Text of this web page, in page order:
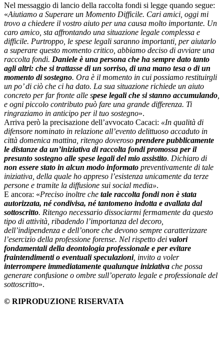
Nel messaggio di lancio della raccolta fondi si legge quando segue:
«Aiutiamo a Superare un Momento Difficile. Cari amici, oggi mi
trovo a chiedere il vostro aiuto per una causa molto importante. Un
caro amico, sta affrontando una situazione legale complessa e
difficile. Purtroppo, le spese legali saranno importanti, per aiutarlo
a superare questo momento critico, abbiamo deciso di avviare una
raccolta fondi. Daniele è una persona che ha sempre dato tanto
agli altri: che si trattasse di un sorriso, di una mano tesa o di un
momento di sostegno. Ora è il momento in cui possiamo restituirgli
un po’ di ciò che ci ha dato. La sua situazione richiede un aiuto
concreto per far fronte alle spese legali che si stanno accumulando
e ogni piccolo contributo può fare una grande differenza. Ti
ringraziamo in anticipo per il tuo sostegno».
Arriva però la precisazione dell’avvocato Cacaci: «In qualità di
difensore nominato in relazione all’evento delittuoso accaduto in
città domenica mattina, ritengo doveroso prendere pubblicamente
le distanze da un’iniziativa di raccolta fondi promossa per il
presunto sostegno alle spese legali del mio assistito. Dichiaro di
non essere stato in alcun modo informato preventivamente di tale
iniziativa, della quale ho appreso l’esistenza unicamente da terze
persone e tramite la diffusione sui social media».
E ancora: «Preciso inoltre che tale raccolta fondi non è stata
autorizzata, né condivisa, né tantomeno indotta e avallata dal
sottoscritto. Ritengo necessario dissociarmi fermamente da questo
tipo di attività, ribadendo l’importanza del decoro,
dell’indipendenza e dell’onore che devono sempre caratterizzare
l’esercizio della professione forense. Nel rispetto dei valori
fondamentali della deontologia professionale e per evitare
fraintendimenti o eventuali speculazioni, invito a voler
interrompere immediatamente qualunque iniziativa che possa
generare confusione o ombre sull’operato legale e professionale del
sottoscritto».
© RIPRODUZIONE RISERVATA